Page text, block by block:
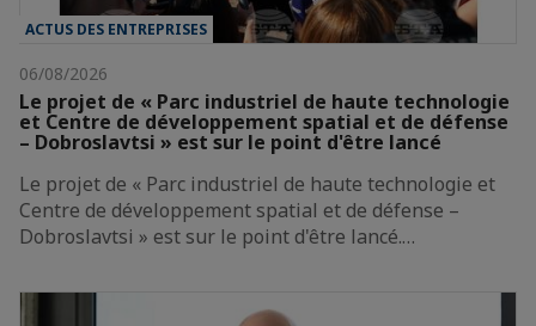
ACTUS DES ENTREPRISES
06/08/2026
Le projet de « Parc industriel de haute technologie
et Centre de développement spatial et de défense
– Dobroslavtsi » est sur le point d'être lancé
Le projet de « Parc industriel de haute technologie et
Centre de développement spatial et de défense –
Dobroslavtsi » est sur le point d'être lancé.…